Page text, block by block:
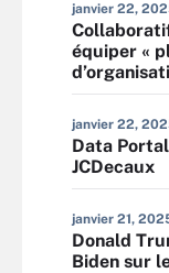
janvier 22,
équiper «
janvier 22,
Data
JCDecaux
janvier 21,
Donald
Biden sur